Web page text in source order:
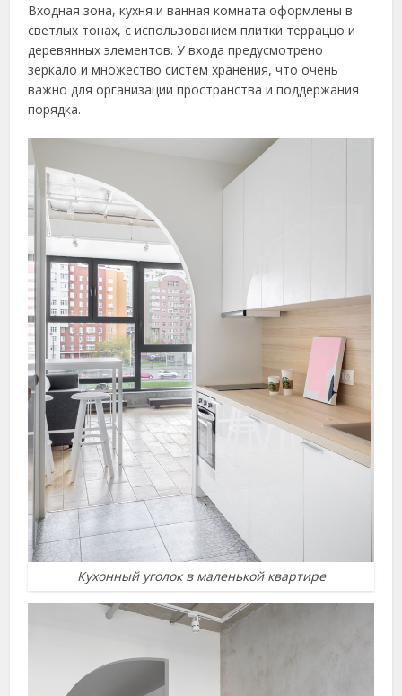
Входная зона, кухня и ванная комната оформлены в
светлых тонах, с использованием плитки терраццо и
деревянных элементов. У входа предусмотрено
зеркало и множество систем хранения, что очень
важно для организации пространства и поддержания
порядка.
Кухонный уголок в маленькой квартире